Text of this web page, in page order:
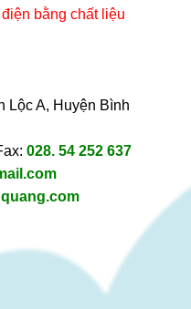
bằng chất liệu
Lộc A, Huyện Bình
028. 54 252 637